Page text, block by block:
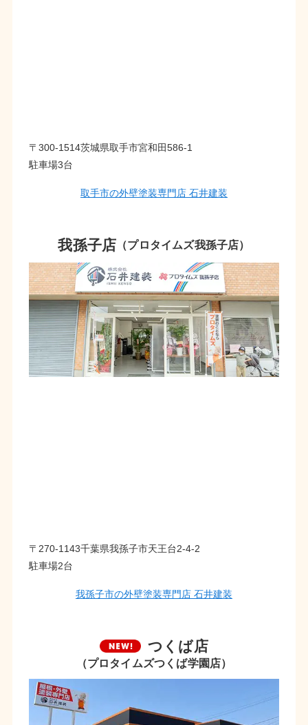
〒300-1514茨城県取手市宮和田586-1
駐車場3台
取手市の外壁塗装専門店 石井建装
我孫子店 （プロタイムズ我孫子店）
〒270-1143千葉県我孫子市天王台2-4-2
駐車場2台
我孫子市の外壁塗装専門店 石井建装
つくば店
（プロタイムズつくば学園店）